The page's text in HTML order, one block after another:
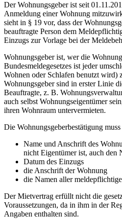
Der Wohnungsgeber ist seit
Anmeldung einer Wohnung
sieht in § 19 vor, dass der
beauftragte Person dem
Einzugs zur Vorlage bei der
Wohnungsgeber ist, wer die
Bundesmeldegesetzes ist jeder
Wohnen oder Schlafen benutzt wird)
Wohnungsgeber sind in erster Linie
Beauftragte, z. B.
auch selbst Wohnungseigentümer
ihren Wohnraum untervermieten.
Die Wohnungsgeberbestätigung
Name und Anschrift des
nicht Eigentümer ist, auch den
Datum des Einzugs
die Anschrift der Wohnung
die Namen aller
Der Mietvertrag erfüllt nicht die
Voraussetzungen, da in ihm in der
Angaben enthalten sind.